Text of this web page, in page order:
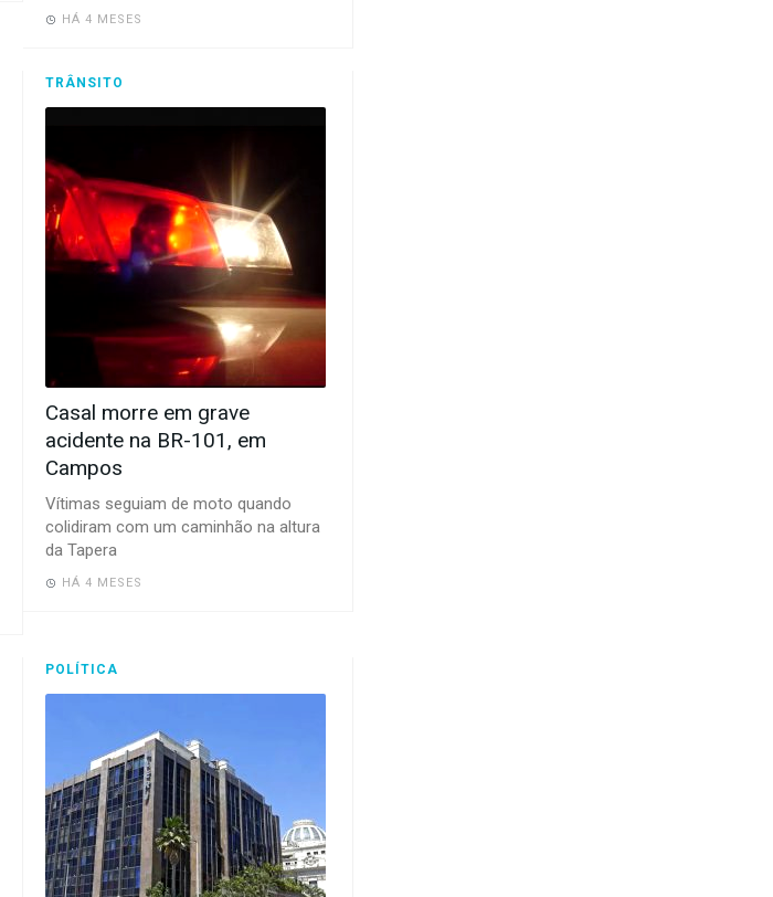
HÁ 4 MESES
TRÂNSITO
Casal morre em grave
acidente na BR-101, em
Campos
Vítimas seguiam de moto quando
colidiram com um caminhão na altura
da Tapera
HÁ 4 MESES
POLÍTICA